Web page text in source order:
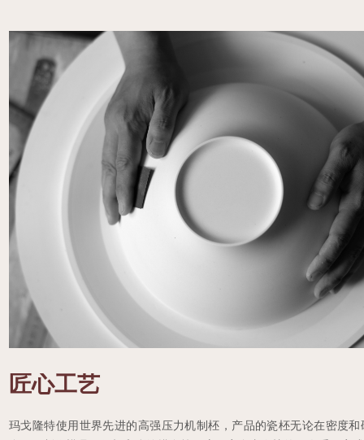
匠心工艺
玛戈隆特使用世界先进的高强压力机制柸，产品的瓷柸无论在密度